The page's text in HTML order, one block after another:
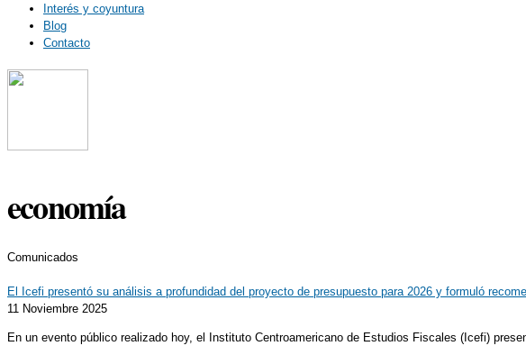
Interés y coyuntura
Blog
Contacto
economía
Comunicados
El Icefi presentó su análisis a profundidad del proyecto de presupuesto para 2026 y formuló
11 Noviembre 2025
En un evento público realizado hoy, el Instituto Centroamericano de Estudios Fiscales (Icefi)